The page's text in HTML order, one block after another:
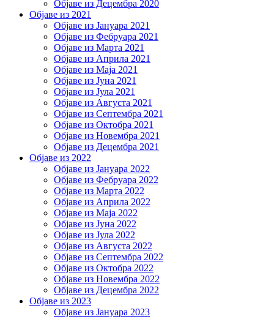
Објаве из Децембра 2020
Објаве из 2021
Објаве из Јануара 2021
Објаве из Фебруара 2021
Објаве из Марта 2021
Објаве из Априла 2021
Објаве из Маја 2021
Објаве из Јуна 2021
Објаве из Јула 2021
Објаве из Августа 2021
Објаве из Септембра 2021
Објаве из Октобра 2021
Објаве из Новембра 2021
Објаве из Децембра 2021
Објаве из 2022
Објаве из Јануара 2022
Објаве из Фебруара 2022
Објаве из Марта 2022
Објаве из Априла 2022
Објаве из Маја 2022
Објаве из Јуна 2022
Објаве из Јула 2022
Објаве из Августа 2022
Објаве из Септембра 2022
Објаве из Октобра 2022
Објаве из Новембра 2022
Објаве из Децембра 2022
Објаве из 2023
Објаве из Јануара 2023